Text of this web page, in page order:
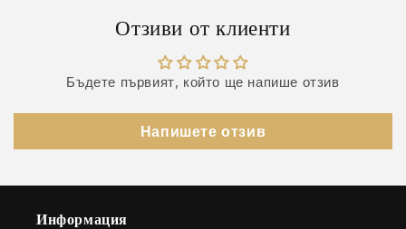
Отзиви от клиенти
Бъдете първият, който ще напише отзив
Напишете отзив
Информация